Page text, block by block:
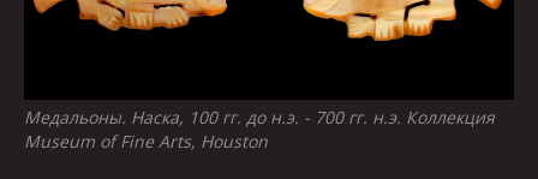
Медальоны. Наска, 100 гг. до н.э. - 700 гг. н.э. Коллекция
Museum of Fine Arts, Houston